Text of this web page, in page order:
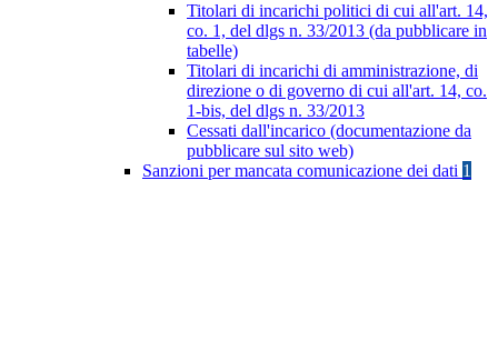
Titolari di incarichi politici di cui all'art. 14,
co. 1, del dlgs n. 33/2013 (da pubblicare in
tabelle)
Titolari di incarichi di amministrazione, di
direzione o di governo di cui all'art. 14, co.
1-bis, del dlgs n. 33/2013
Cessati dall'incarico (documentazione da
pubblicare sul sito web)
Sanzioni per mancata comunicazione dei dati 1